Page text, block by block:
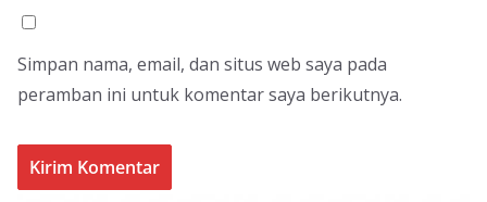
Simpan nama, email, dan situs web saya pada
peramban ini untuk komentar saya berikutnya.